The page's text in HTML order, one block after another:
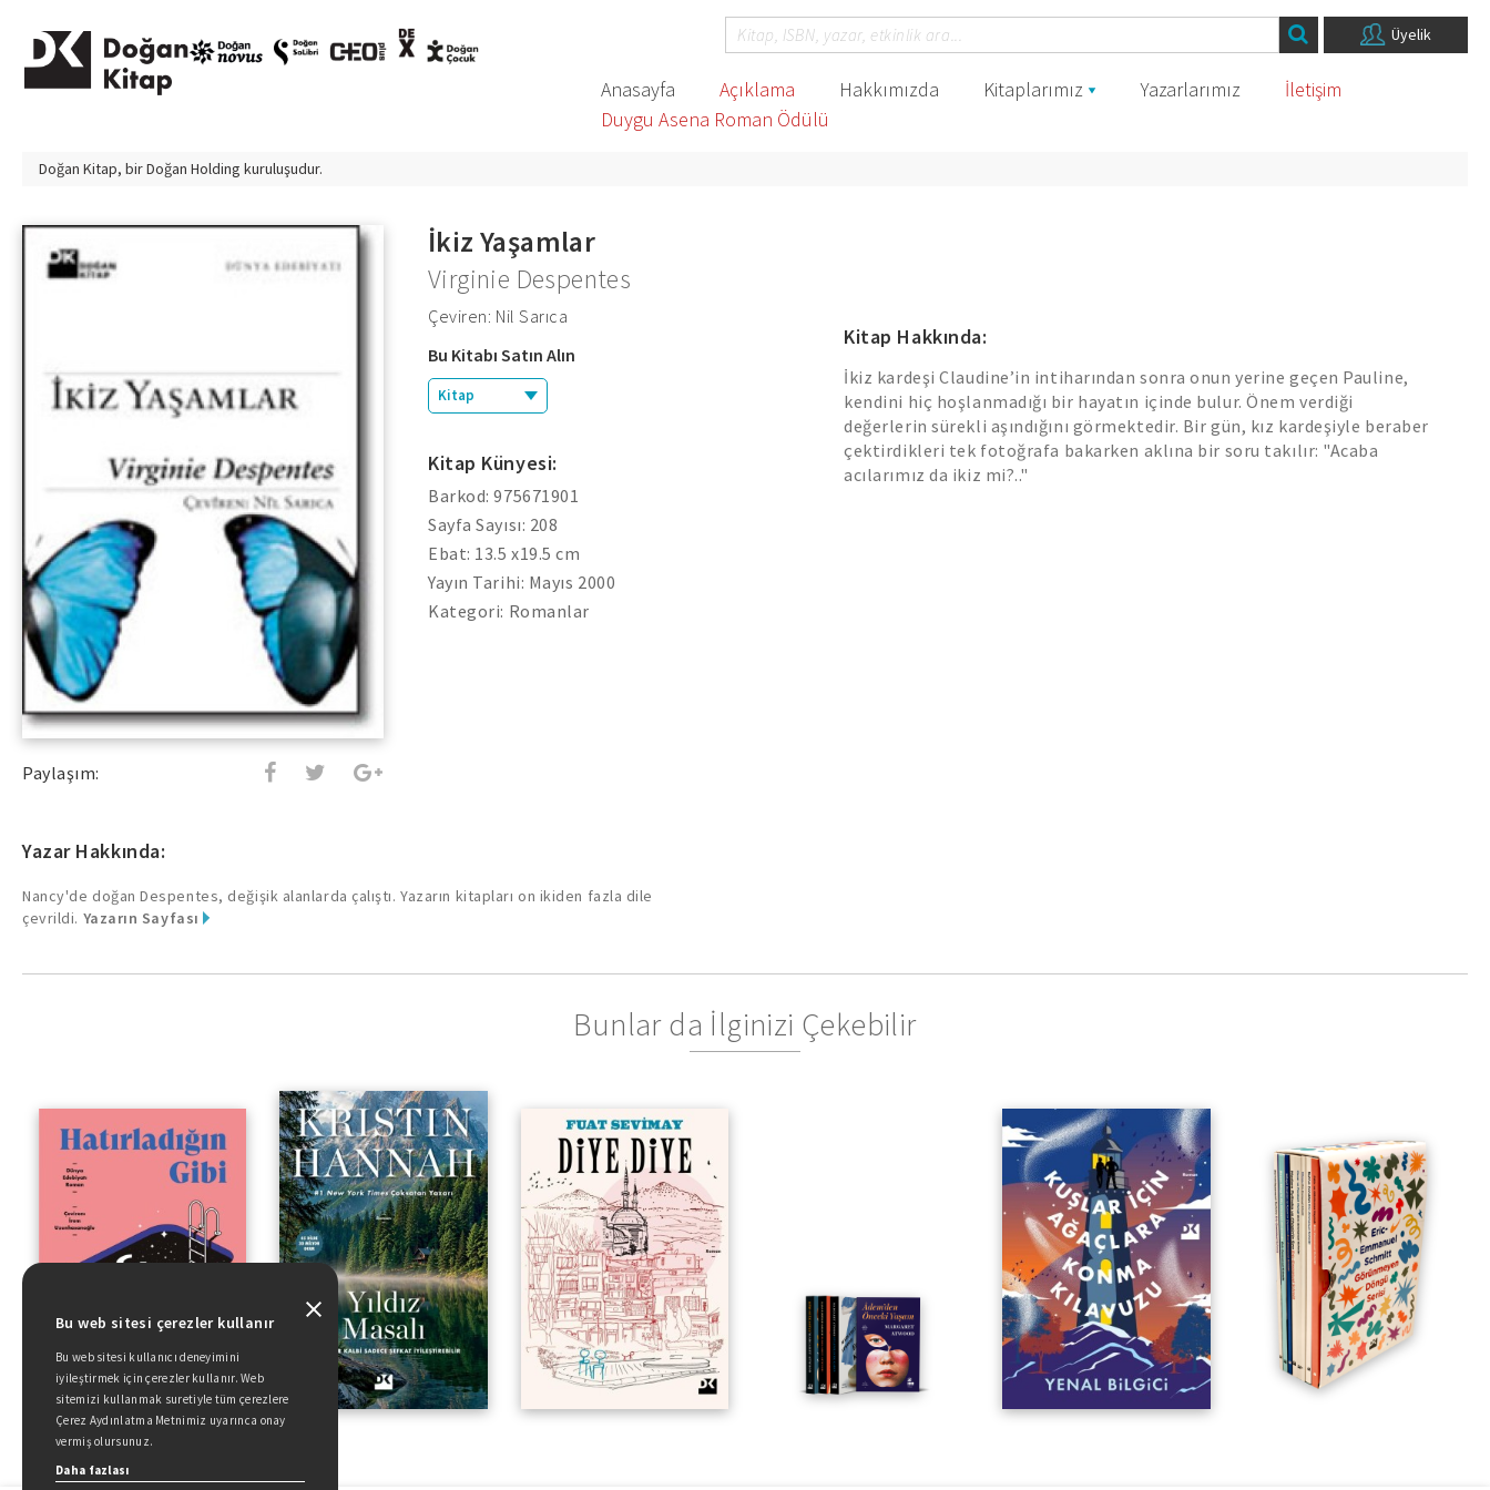
Üyelik
Anasayfa Açıklama Hakkımızda Kitaplarımız Yazarlarımız
İletişim
Duygu Asena Roman Ödülü
Doğan Kitap, birDoğan Holding kuruluşudur.
Paylaşım:
İkiz Yaşamlar
Virginie Despentes
Çeviren: Nil Sarıca
Bu Kitabı Satın Alın
Kitap
Kitap Künyesi:
Barkod: 975671901
Sayfa Sayısı: 208
Ebat: 13.5 x19.5 cm
Yayın Tarihi: Mayıs 2000
Kategori: Romanlar
Kitap Hakkında:
İkiz kardeşi Claudine’in intiharından sonra onun yerine geçen Pauline,
kendini hiç hoşlanmadığı bir hayatın içinde bulur. Önem verdiği
değerlerin sürekli aşındığını görmektedir. Bir gün, kız kardeşiyle beraber
çektirdikleri tek fotoğrafa bakarken aklına bir soru takılır: "Acaba
acılarımız da ikiz mi?.."
Yazar Hakkında:
Nancy'de doğan Despentes, değişik alanlarda çalıştı. Yazarın kitapları on ikiden fazla dile
çevrildi. Yazarın Sayfası
Bunlar da İlginizi Çekebilir
Bu web sitesi çerezler kullanır
Bu web sitesi kullanıcı deneyimini
iyileştirmek için çerezler kullanır. Web
sitemizi kullanmak suretiyle tüm çerezlere
Çerez Aydınlatma Metnimiz uyarınca onay
vermiş olursunuz.
Daha fazlası